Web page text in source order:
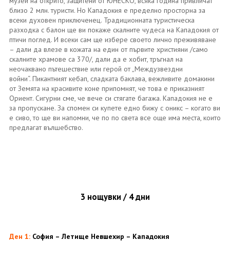
близо 2 млн. туристи. Но Кападокия е пределно просторна за
всеки духовен приключенец. Традиционната туристическа
разходка с балон ще ви покаже скалните чудеса на Кападокия от
птичи поглед. И всеки сам ще избере своето лично преживяване
– дали да влезе в кожата на един от първите християни /само
скалните храмове са 370/, дали да е хобит, тръгнал на
неочаквано пътешествие или герой от „Междузвездни
войни“. Пикантният кебап, сладката баклава, вежливите домакини
от Земята на красивите коне припомнят, че това е приказният
Ориент. Сигурни сме, че вече си стягате багажа. Кападокия не е
за пропускане. За спомен си купете едно бижу с оникс – когато ви
е сиво, то ще ви напомни, че по по света все още има места, които
предлагат вълшебство.
3 нощувки / 4 дни
Ден 1:София – Летище Невшехир – Кападокия